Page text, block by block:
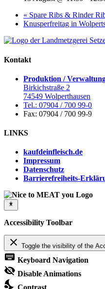
« Spare Ribs & Rinder
Knusperfreitag in
Kontakt
Produktion /
Birkichstraße 2
74549 Wolperthausen
Tel.: 07904 / 700 99-0
Fax: 07904 / 700 99-9
LINKS
kaufdeinfleisch.de
Impressum
Datenschutz
Barrierefreiheits-
Accessibility Toolbar
close Toggle the visibility of the
keyboard Keyboard Navigation
visibility_off Disable Animations
nights_stay Contrast